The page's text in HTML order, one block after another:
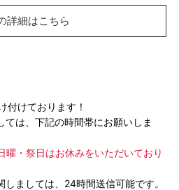
詳細はこちら
付けております！
ては、下記の時間帯にお願いしま
・祭日はお休みをいただいており
しましては、24時間送信可能です。